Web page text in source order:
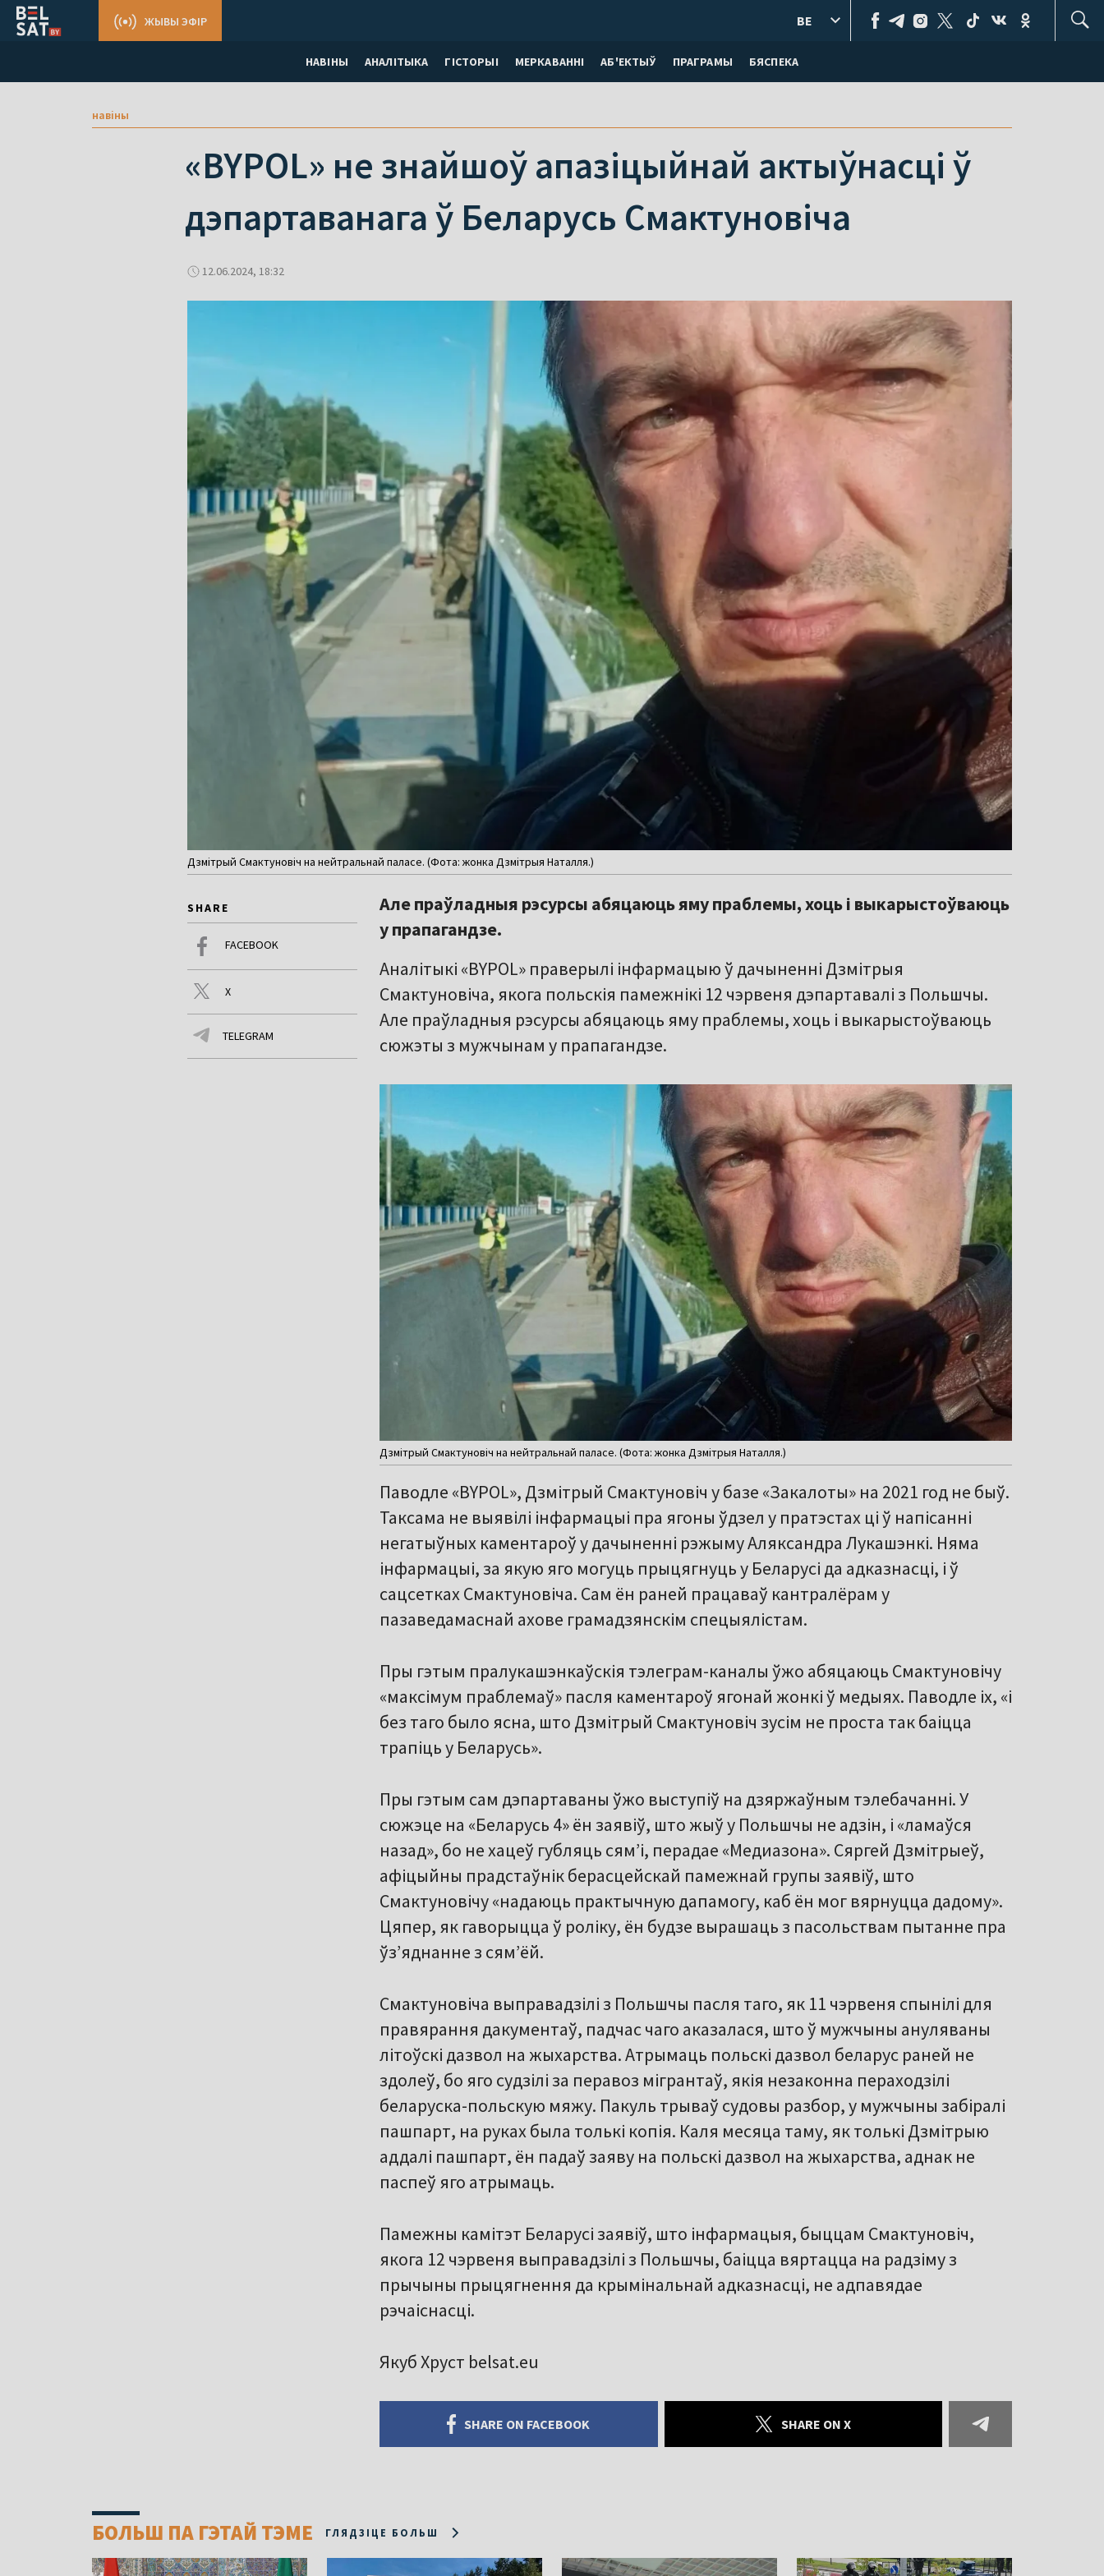
НАВІНЫ АНАЛІТЫКА ГІСТОРЫІ МЕРКАВАННI АБ'ЕКТЫЎ ПРАГРАМЫ БЯСПЕКА
ЖЫВЫ ЭФІР BE
навіны
«BYPOL» не знайшоў апазіцыйнай актыўнасці ў
дэпартаванага ў Беларусь Смактуновіча
12.06.2024, 18:32
Дзмітрый Смактуновіч на нейтральнай паласе. (Фота: жонка Дзмітрыя Наталля.)
SHARE
FACEBOOK
X
TELEGRAM
Але праўладныя рэсурсы абяцаюць яму праблемы, хоць і выкарыстоўваюць
у прапагандзе.
Аналітыкі «BYPOL» праверылі інфармацыю ў дачыненні Дзмітрыя
Смактуновіча, якога польскія памежнікі 12 чэрвеня дэпартавалі з Польшчы.
Але праўладныя рэсурсы абяцаюць яму праблемы, хоць і выкарыстоўваюць
сюжэты з мужчынам у прапагандзе.
Дзмітрый Смактуновіч на нейтральнай паласе. (Фота: жонка Дзмітрыя Наталля.)
Паводле «BYPOL», Дзмітрый Смактуновіч у базе «Закалоты» на 2021 год не быў.
Таксама не выявілі інфармацыі пра ягоны ўдзел у пратэстах ці ў напісанні
негатыўных каментароў у дачыненні рэжыму Аляксандра Лукашэнкі. Няма
інфармацыі, за якую яго могуць прыцягнуць у Беларусі да адказнасці, і ў
сацсетках Смактуновіча. Сам ён раней працаваў кантралёрам у
пазаведамаснай ахове грамадзянскім спецыялістам.
Пры гэтым пралукашэнкаўскія тэлеграм-каналы ўжо абяцаюць Смактуновічу
«максімум праблемаў» пасля каментароў ягонай жонкі ў медыях. Паводле іх, «і
без таго было ясна, што Дзмітрый Смактуновіч зусім не проста так баіцца
трапіць у Беларусь».
Пры гэтым сам дэпартаваны ўжо выступіў на дзяржаўным тэлебачанні. У
сюжэце на «Беларусь 4» ён заявіў, што жыў у Польшчы не адзін, і «ламаўся
назад», бо не хацеў губляць сям’і, перадае «Медиазона». Сяргей Дзмітрыеў,
афіцыйны прадстаўнік берасцейскай памежнай групы заявіў, што
Смактуновічу «надаюць практычную дапамогу, каб ён мог вярнуцца дадому».
Цяпер, як гаворыцца ў роліку, ён будзе вырашаць з пасольствам пытанне пра
ўзʼяднанне з сямʼёй.
Смактуновіча выправадзілі з Польшчы пасля таго, як 11 чэрвеня спынілі для
правярання дакументаў, падчас чаго аказалася, што ў мужчыны ануляваны
літоўскі дазвол на жыхарства. Атрымаць польскі дазвол беларус раней не
здолеў, бо яго судзілі за перавоз мігрантаў, якія незаконна пераходзілі
беларуска-польскую мяжу. Пакуль трываў судовы разбор, у мужчыны забіралі
пашпарт, на руках была толькі копія. Каля месяца таму, як толькі Дзмітрыю
аддалі пашпарт, ён падаў заяву на польскі дазвол на жыхарства, аднак не
паспеў яго атрымаць.
Памежны камітэт Беларусі заявіў, што інфармацыя, быццам Смактуновіч,
якога 12 чэрвеня выправадзілі з Польшчы, баіцца вяртацца на радзіму з
прычыны прыцягнення да крымінальнай адказнасці, не адпавядае
рэчаіснасці.
Якуб Хруст belsat.eu
SHARE ON FACEBOOK SHARE ON X
БОЛЬШ ПА ГЭТАЙ ТЭМЕ ГЛЯДЗІЦЕ БОЛЬШ